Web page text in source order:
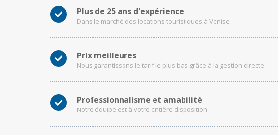
Plus de 25 ans d'expérience
Dans le marché des locations touristiques à Venise
Prix meilleures
Nous garantissons le tarif le plus bas grâce à la gestion directe
Professionnalisme et amabilité
Notre équipe est à votre entière disposition